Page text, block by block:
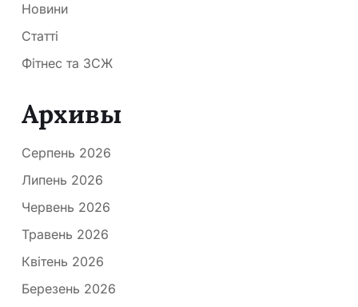
Новини
Статті
Фітнес та ЗСЖ
Архивы
Серпень 2026
Липень 2026
Червень 2026
Травень 2026
Квітень 2026
Березень 2026